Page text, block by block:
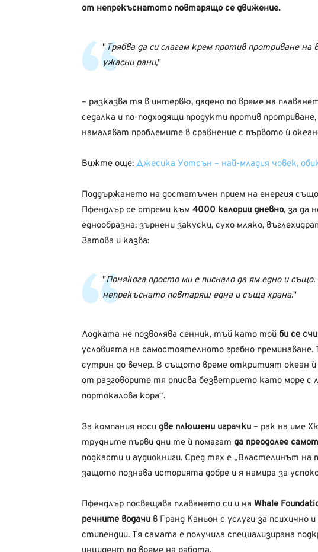
от непрекъснатото повтарящо се движение.
Трябва да си слагам крем против протриване на
ужасни рани,
– разказва тя в интервю, дадено по време на
седалка и по-подходящи продукти против
намаляват проблемите в сравнение с първото ѝ
Вижте още: Джесика Уотсън – най-младия човек,
Поддържането на достатъчен прием на енергия
Пфендлър се стреми към 4000 калории дневно, за да
еднообразна: зърнени закуски, сухо мляко,
Затова и казва:
Понякога просто ми е писнало да ям едно и
непрекъснато повтаряш една и съща храна.
Лодката не позволява сенник, тъй като той би се
условията на самостоятелното гребно
сутрин до вечер. В същото време откритият океан
от разговорите тя описва безветрието като море
портокалова кора“.
За компания носи две плюшени играчки – рак на име
трудните първи дни те ѝ помагат да преодолее
подкасти и аудиокниги. Сред тях е „Властелинът
защото познава историята добре и я намира за
Пфендлър посвещава плаването си и на Whale
речните водачи в Гранд Каньон с услуги за психично
стипендии. Тя самата е получила специализирана